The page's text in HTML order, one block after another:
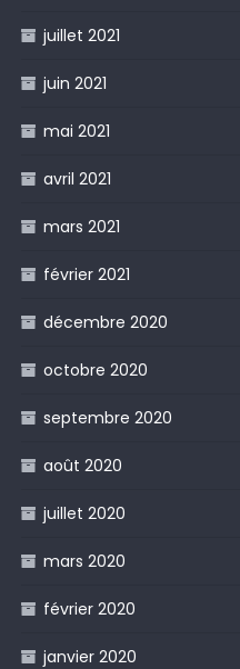
juillet 2021
juin 2021
mai 2021
avril 2021
mars 2021
février 2021
décembre 2020
octobre 2020
septembre 2020
août 2020
juillet 2020
mars 2020
février 2020
janvier 2020